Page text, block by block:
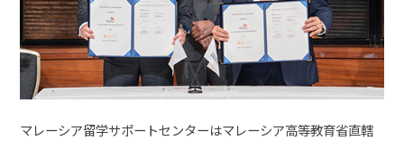
マレーシア留学サポートセンターはマレーシア高等教育省直轄